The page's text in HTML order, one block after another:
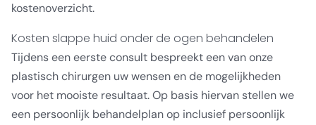
kostenoverzicht.
Kosten slappe huid onder de ogen behandelen
Tijdens een eerste consult bespreekt een van onze
plastisch chirurgen uw wensen en de mogelijkheden
voor het mooiste resultaat. Op basis hiervan stellen we
een persoonlijk behandelplan op inclusief persoonlijk